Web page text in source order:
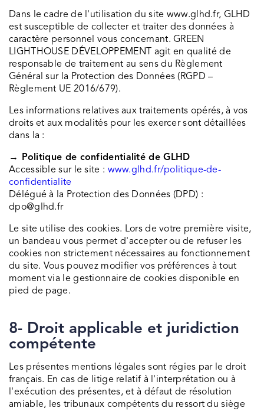
Dans le cadre de l'utilisation du site www.glhd.fr, GLHD
est susceptible de collecter et traiter des données à
caractère personnel vous concernant. GREEN
LIGHTHOUSE DÉVELOPPEMENT agit en qualité de
responsable de traitement au sens du Règlement
Général sur la Protection des Données (RGPD –
Règlement UE 2016/679).
Les informations relatives aux traitements opérés, à vos
droits et aux modalités pour les exercer sont détaillées
dans la :
→ Politique de confidentialité de GLHD
Accessible sur le site : www.glhd.fr/politique-de-
confidentialite
Délégué à la Protection des Données (DPD) :
dpo@glhd.fr
Le site utilise des cookies. Lors de votre première visite,
un bandeau vous permet d'accepter ou de refuser les
cookies non strictement nécessaires au fonctionnement
du site. Vous pouvez modifier vos préférences à tout
moment via le gestionnaire de cookies disponible en
pied de page.
8- Droit applicable et juridiction
compétente
Les présentes mentions légales sont régies par le droit
français. En cas de litige relatif à l'interprétation ou à
l'exécution des présentes, et à défaut de résolution
amiable, les tribunaux compétents du ressort du siège